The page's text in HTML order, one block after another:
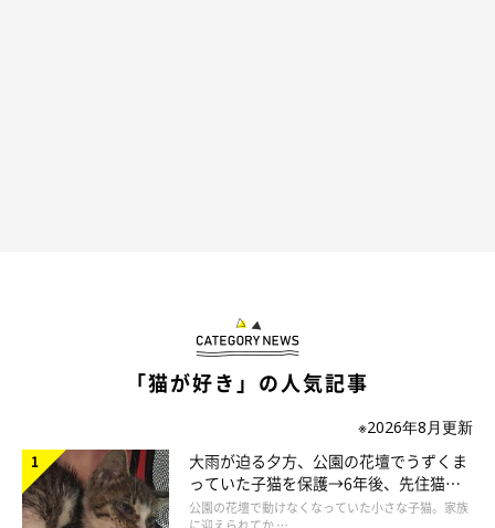
やっぱりな展開に
「猫が好き」の人気記事
※2026年8月更新
大雨が迫る夕方、公園の花壇でうずくま
っていた子猫を保護→6年後、先住猫
と“姉妹”のような関係に
公園の花壇で動けなくなっていた小さな子猫。家族